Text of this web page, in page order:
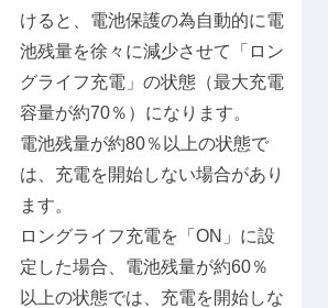
けると、電池保護の為自動的に電
池残量を徐々に減少させて「ロン
グライフ充電」の状態（最大充電
容量が約70％）になります。
電池残量が約80％以上の状態で
は、充電を開始しない場合があり
ます。
ロングライフ充電を「ON」に設
定した場合、電池残量が約60％
以上の状態では、充電を開始しな